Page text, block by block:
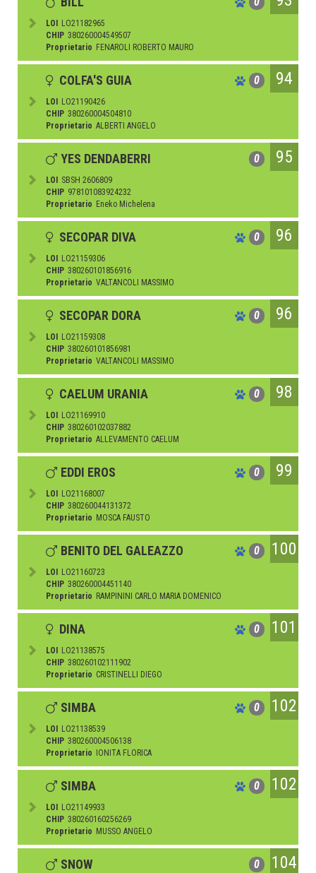
LOI
LO21182965
CHIP 380260004549507
Proprietario FENAROLI ROBERTO MAURO
COLFA'S GUIA 0 94
LOI
LO21190426
CHIP 380260004504810
Proprietario ALBERTI ANGELO
YES DENDABERRI 0 95
LOI
SBSH 2606809
CHIP 978101083924232
Proprietario Eneko Michelena
SECOPAR DIVA 0 96
LOI
LO21159306
CHIP 380260101856916
Proprietario VALTANCOLI MASSIMO
SECOPAR DORA 0 96
LOI
LO21159308
CHIP 380260101856981
Proprietario VALTANCOLI MASSIMO
CAELUM URANIA 0 98
LOI
LO21169910
CHIP 380260102037882
Proprietario ALLEVAMENTO CAELUM
EDDI EROS 0 99
LOI
LO21168007
CHIP 380260044131372
Proprietario MOSCA FAUSTO
BENITO DEL GALEAZZO 0 100
LOI
LO21160723
CHIP 380260004451140
Proprietario RAMPININI CARLO MARIA DOMENICO
DINA 0 101
LOI
LO21138575
CHIP 380260102111902
Proprietario CRISTINELLI DIEGO
SIMBA 0 102
LOI
LO21138539
CHIP 380260004506138
Proprietario
IONITA FLORICA
SIMBA 0 102
LOI
LO21149933
CHIP 380260160256269
Proprietario MUSSO ANGELO
SNOW 0 104